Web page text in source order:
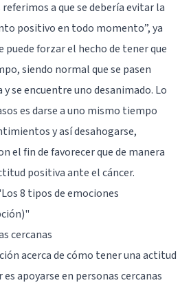
a que se debería evitar la
positivo en todo momento”, ya
puede forzar el hecho de tener que
siendo normal que se pasen
se encuentre uno desanimado. Lo
es darse a uno mismo tiempo
y así desahogarse,
el fin de favorecer que de manera
positiva ante el cáncer.
8 tipos de emociones
cercanas
acerca de cómo tener una actitud
apoyarse en personas cercanas